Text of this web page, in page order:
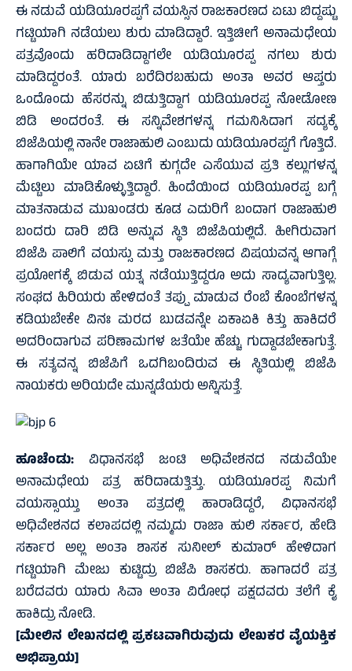
ಈ ನಡುವೆ ಯಡಿಯೂರಪ್ಪಗೆ ವಯಸ್ಸಿನ ರಾಜಕಾರಣದ ಏಟು ಬಿದ್ದಷ್ಟು
ಗಟ್ಟಿಯಾಗಿ ನಡೆಯಲು ಶುರು ಮಾಡಿದ್ದಾರೆ. ಇತ್ತಿಚೀಗೆ ಅನಾಮಧೇಯ
ಪತ್ರವೊಂದು ಹರಿದಾಡಿದ್ದಾಗಲೇ ಯಡಿಯೂರಪ್ಪ ನಗಲು ಶುರು
ಮಾಡಿದ್ದರಂತೆ. ಯಾರು ಬರೆದಿರಬಹುದು ಅಂತಾ ಅವರ ಆಪ್ತರು
ಒಂದೊಂದು ಹೆಸರನ್ನು ಬಿಡುತ್ತಿದ್ದಾಗ ಯಡಿಯೂರಪ್ಪ ನೋಡೋಣ
ಬಿಡಿ ಅಂದರಂತೆ. ಈ ಸನ್ನಿವೇಶಗಳನ್ನ ಗಮನಿಸಿದಾಗ ಸದ್ಯಕ್ಕೆ
ಬಿಜೆಪಿಯಲ್ಲಿ ನಾನೇ ರಾಜಾಹುಲಿ ಎಂಬುದು ಯಡಿಯೂರಪ್ಪಗೆ ಗೊತ್ತಿದೆ.
ಹಾಗಾಗಿಯೇ ಯಾವ ಏಟಿಗೆ ಕುಗ್ಗದೇ ಎಸೆಯುವ ಪ್ರತಿ ಕಲ್ಲುಗಳನ್ನ
ಮೆಟ್ಟಿಲು ಮಾಡಿಕೊಳ್ಳುತ್ತಿದ್ದಾರೆ. ಹಿಂದೆಯಿಂದ ಯಡಿಯೂರಪ್ಪ ಬಗ್ಗೆ
ಮಾತನಾಡುವ ಮುಖಂಡರು ಕೂಡ ಎದುರಿಗೆ ಬಂದಾಗ ರಾಜಾಹುಲಿ
ಬಂದರು ದಾರಿ ಬಿಡಿ ಅನ್ನುವ ಸ್ಥಿತಿ ಬಿಜೆಪಿಯಲ್ಲಿದೆ. ಹೀಗಿರುವಾಗ
ಬಿಜೆಪಿ ಪಾಲಿಗೆ ವಯಸ್ಸು ಮತ್ತು ರಾಜಕಾರಣದ ವಿಷಯವನ್ನ ಆಗಾಗ್ಗೆ
ಪ್ರಯೋಗಕ್ಕೆ ಬಿಡುವ ಯತ್ನ ನಡೆಯುತ್ತಿದ್ದರೂ ಅದು ಸಾದ್ಯವಾಗುತ್ತಿಲ್ಲ.
ಸಂಘದ ಹಿರಿಯರು ಹೇಳಿದಂತೆ ತಪ್ಪು ಮಾಡುವ ರೆಂಬೆ ಕೊಂಬೆಗಳನ್ನ
ಕಡಿಯಬೇಕೇ ವಿನಃ ಮರದ ಬುಡವನ್ನೇ ಏಕಾಏಕಿ ಕಿತ್ತು ಹಾಕಿದರೆ
ಅದರಿಂದಾಗುವ ಪರಿಣಾಮಗಳ ಜತೆಯೇ ಹೆಚ್ಚು ಗುದ್ದಾಡಬೇಕಾಗುತ್ತೆ.
ಈ ಸತ್ಯವನ್ನ ಬಿಜೆಪಿಗೆ ಒದಗಿಬಂದಿರುವ ಈ ಸ್ಥಿತಿಯಲ್ಲಿ ಬಿಜೆಪಿ
ನಾಯಕರು ಅರಿಯದೇ ಮುನ್ನಡೆಯರು ಅನ್ನಿಸುತ್ತೆ.
ಹೂಚೆಂಡು: ವಿಧಾನಸಭೆ ಜಂಟಿ ಅಧಿವೇಶನದ ನಡುವೆಯೇ
ಅನಾಮಧೇಯ ಪತ್ರ ಹರಿದಾಡುತ್ತಿತ್ತು. ಯಡಿಯೂರಪ್ಪ ನಿಮಗೆ
ವಯಸ್ಸಾಯ್ತು ಅಂತಾ ಪತ್ರದಲ್ಲಿ ಹಾರಾಡಿದ್ದರೆ, ವಿಧಾನಸಭೆ
ಅಧಿವೇಶನದ ಕಲಾಪದಲ್ಲಿ ನಮ್ಮದು ರಾಜಾ ಹುಲಿ ಸರ್ಕಾರ, ಹೇಡಿ
ಸರ್ಕಾರ ಅಲ್ಲ ಅಂತಾ ಶಾಸಕ ಸುನೀಲ್ ಕುಮಾರ್ ಹೇಳಿದಾಗ
ಗಟ್ಟಿಯಾಗಿ ಮೇಜು ಕುಟ್ಟಿದ್ರು ಬಿಜೆಪಿ ಶಾಸಕರು. ಹಾಗಾದರೆ ಪತ್ರ
ಬರೆದವರು ಯಾರು ಸಿವಾ ಅಂತಾ ವಿರೋಧ ಪಕ್ಷದವರು ತಲೆಗೆ ಕೈ
ಹಾಕಿದ್ರು ನೋಡಿ.
[ಮೇಲಿನ ಲೇಖನದಲ್ಲಿ ಪ್ರಕಟವಾಗಿರುವುದು ಲೇಖಕರ ವೈಯಕ್ತಿಕ
ಅಭಿಪ್ರಾಯ]